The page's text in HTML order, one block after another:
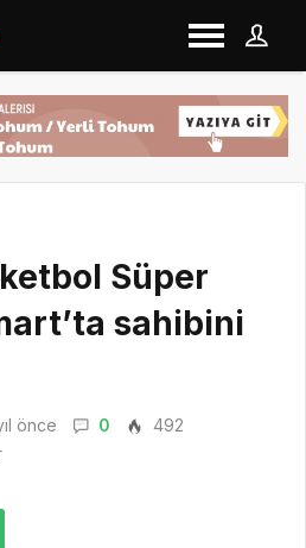
Süper
sahibini
önce 0
492